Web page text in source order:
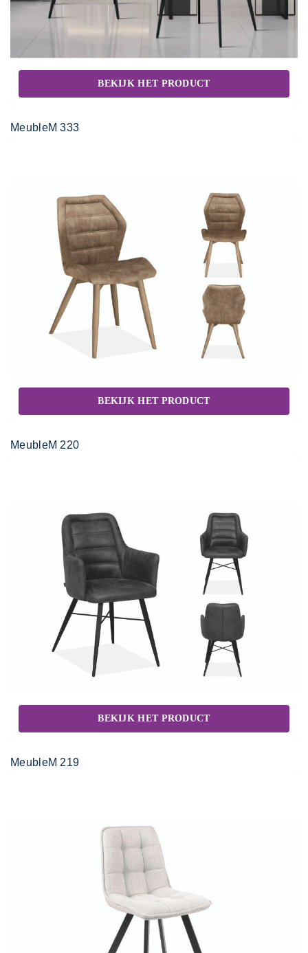
BEKIJK HET PRODUCT
MeubleM 333
BEKIJK HET PRODUCT
MeubleM 220
BEKIJK HET PRODUCT
MeubleM 219